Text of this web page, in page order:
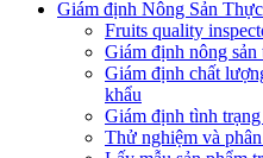
Giám định Nông Sản
Fruits quality
Giám định nông sản
Giám định chất
khẩu
Giám định tình
Thử nghiệm và